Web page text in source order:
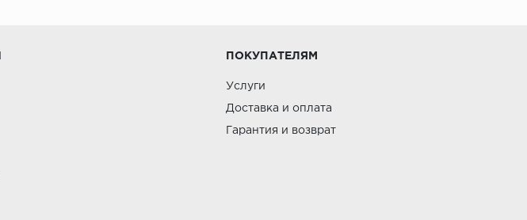
ПОКУПАТЕЛЯМ
Услуги
Доставка и оплата
Гарантия и возврат